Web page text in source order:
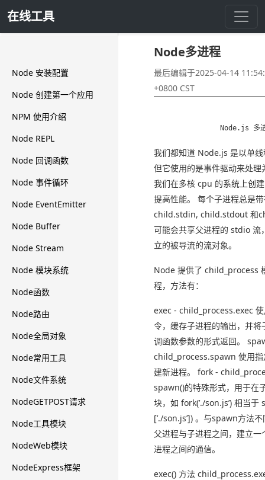
在线工具
Node 安装配置
Node 创建第一个应用
NPM 使用介绍
Node REPL
Node 回调函数
Node 事件循环
Node EventEmitter
Node Buffer
Node Stream
Node 模块系统
Node函数
Node路由
Node全局对象
Node常用工具
Node文件系统
NodeGETPOST请求
Node工具模块
NodeWeb模块
NodeExpress框架
Node多进程
最后编辑于2025-04-14
+0800 CST
我们都知道 Node.js 是以单
但它使用的是事件驱动来处理
我们在多核 cpu 的系统上创
提高性能。 每个子进程总是
child.stdin, child.stdout 和
可能会共享父进程的 stdio 流
立的被导流的流对象。
Node 提供了 child_process
程，方法有：
exec - child_process.exec
令，缓存子进程的输出，并将
调函数参数的形式返回。
child_process.spawn 使用指
建新进程。 fork -
spawn()的特殊形式，用于在
块，如 fork(’./son.js’) 相当于
[’./son.js’]) 。与spawn方法
父进程与子进程之间，建立一
进程之间的通信。
exec() 方法